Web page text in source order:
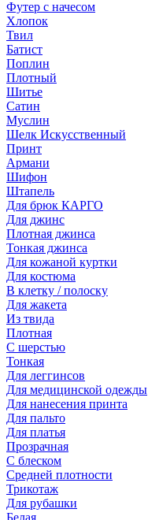
Футер с начесом
Хлопок
Твил
Батист
Поплин
Плотный
Шитье
Сатин
Муслин
Шелк Искусственный
Принт
Армани
Шифон
Штапель
Для брюк КАРГО
Для джинс
Плотная джинса
Тонкая джинса
Для кожаной куртки
Для костюма
В клетку / полоску
Для жакета
Из твида
Плотная
С шерстью
Тонкая
Для леггинсов
Для медицинской одежды
Для нанесения принта
Для пальто
Для платья
Прозрачная
С блеском
Средней плотности
Трикотаж
Для рубашки
Белая